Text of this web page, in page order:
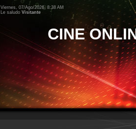
Viernes, 07/Ago/2026, 8:38 AM
Le saludo Visitante
CINE